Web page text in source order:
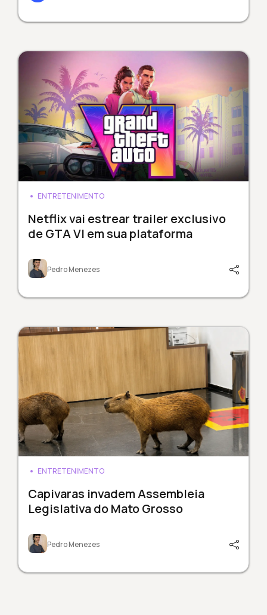
ENTRETENIMENTO
Netflix vai estrear trailer exclusivo
de GTA VI em sua plataforma
Pedro Menezes
ENTRETENIMENTO
Capivaras invadem Assembleia
Legislativa do Mato Grosso
Pedro Menezes